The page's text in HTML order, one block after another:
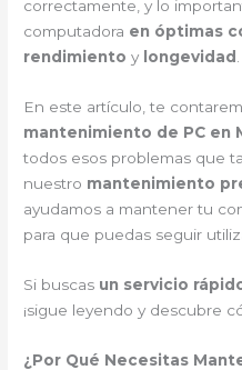
correctamente, y lo
computadora en óptimas
rendimiento y longevidad .
En este artículo, te
mantenimiento de PC en
todos esos problemas que
nuestro mantenimiento
ayudamos a mantener tu
para que puedas seguir
Si buscas un servicio
¡sigue leyendo y descubre
¿Por Qué Necesitas